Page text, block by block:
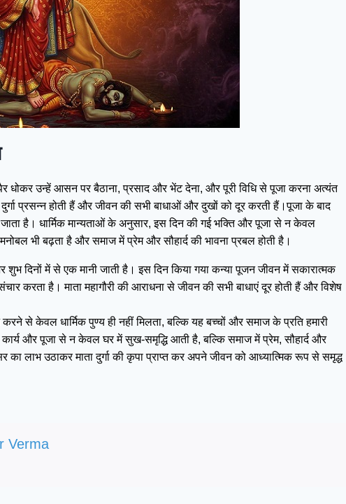
उन्हें आसन पर बैठाना, प्रसाद और भेंट देना, और पूरी विधि से पूजा करना अत्यंत
प्रसन्न होती हैं और जीवन की सभी बाधाओं और दुखों को दूर करती हैं।पूजा के बाद
है। धार्मिक मान्यताओं के अनुसार, इस दिन की गई भक्ति और पूजा से न केवल
भी बढ़ता है और समाज में प्रेम और सौहार्द की भावना प्रबल होती है।
शुभ दिनों में से एक मानी जाती है। इस दिन किया गया कन्या पूजन जीवन में सकारात्मक
करता है। माता महागौरी की आराधना से जीवन की सभी बाधाएं दूर होती हैं और विशेष
से केवल धार्मिक पुण्य ही नहीं मिलता, बल्कि यह बच्चों और समाज के प्रति हमारी
कार्य और पूजा से न केवल घर में सुख-समृद्धि आती है, बल्कि समाज में प्रेम, सौहार्द और
लाभ उठाकर माता दुर्गा की कृपा प्राप्त कर अपने जीवन को आध्यात्मिक रूप से समृद्ध
Verma